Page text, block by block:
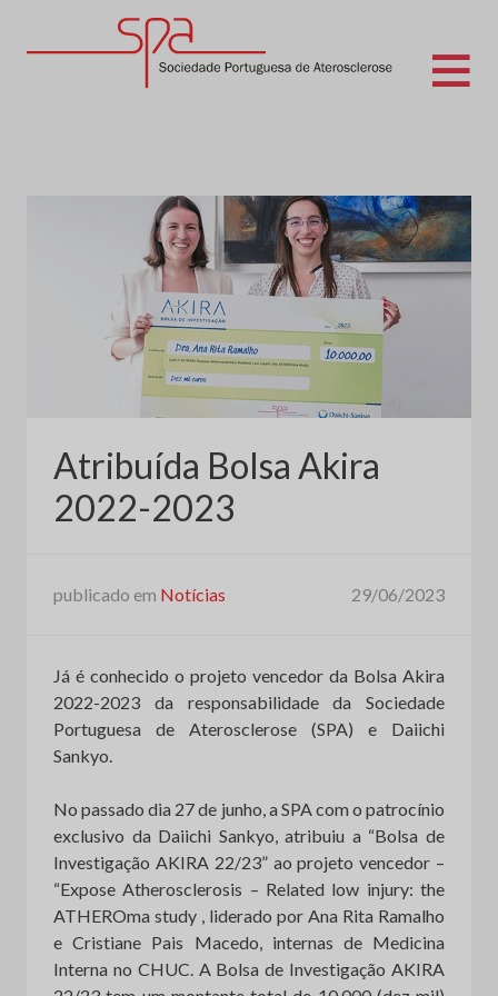
Atribuída Bolsa Akira
2022-2023
publicado em Notícias 29/06/2023
Já é conhecido o projeto vencedor da Bolsa Akira
2022-2023 da responsabilidade da Sociedade
Portuguesa de Aterosclerose (SPA) e Daiichi
Sankyo.
No passado dia 27 de junho, a SPA com o patrocínio
exclusivo da Daiichi Sankyo, atribuiu a “Bolsa de
Investigação AKIRA 22/23” ao projeto vencedor –
“Expose Atherosclerosis – Related low injury: the
ATHEROma study , liderado por Ana Rita Ramalho
e Cristiane Pais Macedo, internas de Medicina
Interna no CHUC. A Bolsa de Investigação AKIRA